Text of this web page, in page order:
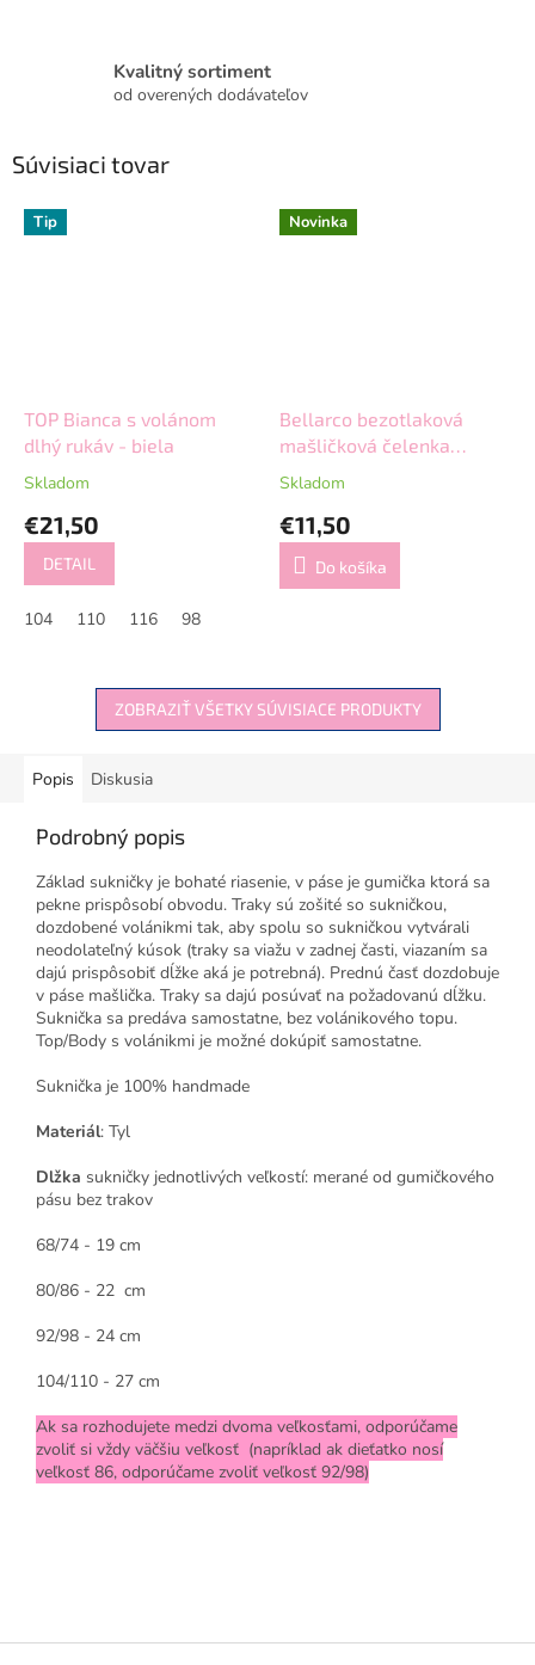
Kvalitný sortiment
od overených dodávateľov
Súvisiaci tovar
Tip
TOP Bianca s volánom
dlhý rukáv - biela
Skladom
€21,50
DETAIL
104 110 116 98
Novinka
Bellarco bezotlaková
mašličková čelenka
Skladom
€11,50
Do košíka
ZOBRAZIŤ VŠETKY SÚVISIACE PRODUKTY
Popis Diskusia
Podrobný popis
Základ sukničky je bohaté riasenie, v páse je gumička ktorá sa
pekne prispôsobí obvodu. Traky sú zošité so sukničkou,
dozdobené volánikmi tak, aby spolu so sukničkou vytvárali
neodolateľný kúsok (traky sa viažu v zadnej časti, viazaním sa
dajú prispôsobiť dĺžke aká je potrebná). Prednú časť dozdobuje
v páse mašlička. Traky sa dajú posúvať na požadovanú dĺžku.
Suknička sa predáva samostatne, bez volánikového topu.
Top/Body s volánikmi je možné dokúpiť samostatne.
Suknička je 100% handmade
Materiál: Tyl
Dlžka sukničky jednotlivých veľkostí: merané od gumičkového
pásu bez trakov
68/74 - 19 cm
80/86 - 22 cm
92/98 - 24 cm
104/110 - 27 cm
Ak sa rozhodujete medzi dvoma veľkosťami, odporúčame
zvoliť si vždy väčšiu veľkosť (napríklad ak dieťatko nosí
veľkosť 86, odporúčame zvoliť veľkosť 92/98)